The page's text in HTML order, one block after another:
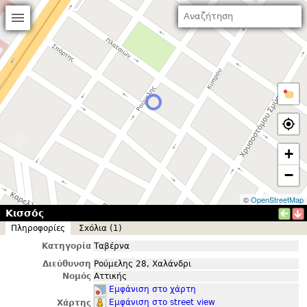
+
−
©OpenStreetMap
Κισσός
Πληροφορίες
Σxόλια (1)
Κατηγορία Ταβέρνα
Διεύθυνση Ρούμελης 28, Χαλάνδρι
Νομός Αττικής
Χάρτης
Εμφάνιση στο χάρτη
Εμφάνιση στο street view